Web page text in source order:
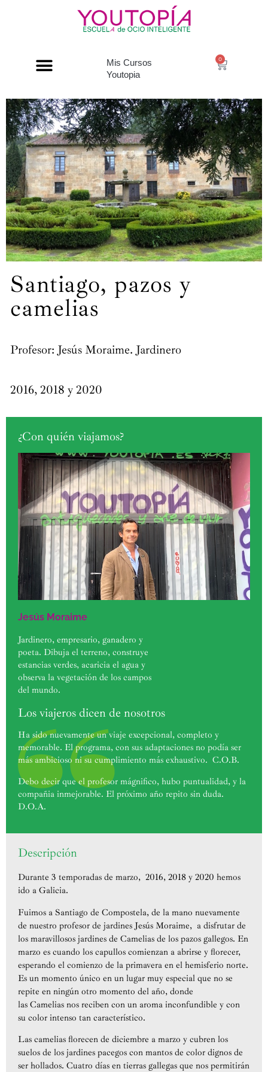
Mis Cursos
Youtopia
0
Santiago, pazos y
camelias
Profesor: Jesús Moraime. Jardinero
2016, 2018 y 2020
¿Con quién viajamos?
Jesús Moraime
Jardinero, empresario, ganadero y
poeta. Dibuja el terreno, construye
estancias verdes, acaricia el agua y
observa la vegetación de los campos
del mundo.
Los viajeros dicen de nosotros
Ha sido nuevamente un viaje excepcional, completo y
memorable. El programa, con sus adaptaciones no podía ser
más ambicioso ni su cumplimiento más exhaustivo. C.O.B.
Debo decir que el profesor mágnifico, hubo puntualidad, y la
compañia inmejorable. El próximo año repito sin duda.
D.O.A.
Descripción
Durante 3 temporadas de marzo, 2016, 2018 y 2020 hemos
ido a Galicia.
Fuimos a Santiago de Compostela, de la mano nuevamente
de nuestro profesor de jardines Jesús Moraime, a disfrutar de
los maravillosos jardines de Camelias de los pazos gallegos. En
marzo es cuando los capullos comienzan a abrirse y florecer,
esperando el comienzo de la primavera en el hemisferio norte.
Es un momento único en un lugar muy especial que no se
repite en ningún otro momento del año, donde
las Camelias nos reciben con un aroma inconfundible y con
su color intenso tan característico.
Las camelias florecen de diciembre a marzo y cubren los
suelos de los jardines pacegos con mantos de color dignos de
ser hollados. Cuatro días en tierras gallegas que nos permitirán